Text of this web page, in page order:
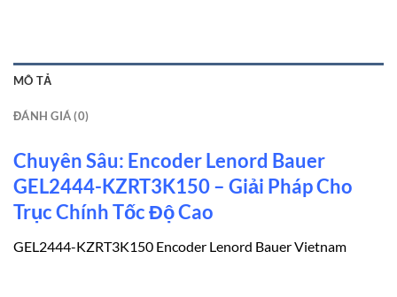
MÔ TẢ
ĐÁNH GIÁ (0)
Chuyên Sâu: Encoder Lenord Bauer
GEL2444-KZRT3K150 – Giải Pháp Cho
Trục Chính Tốc Độ Cao
GEL2444-KZRT3K150 Encoder Lenord Bauer Vietnam